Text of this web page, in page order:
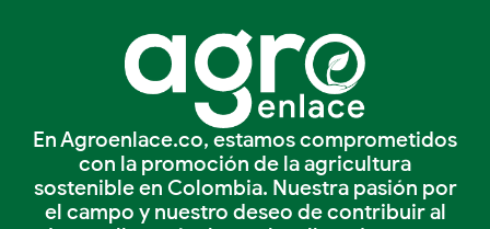
En Agroenlace.co, estamos comprometidos
con la promoción de la agricultura
sostenible en Colombia. Nuestra pasión por
el campo y nuestro deseo de contribuir al